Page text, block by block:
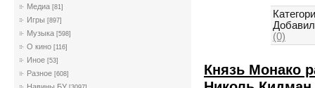
Медиа [81]
Игры [897]
Музыка [598]
О кино [116]
Иное [53]
Разное [608]
(0)
Князь Монако